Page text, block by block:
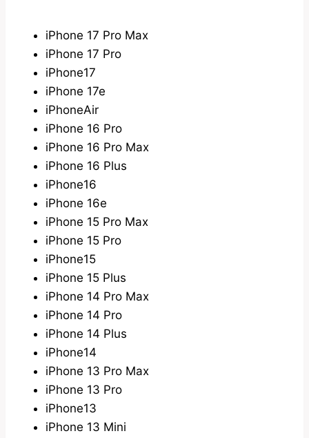
iPhone 17 Pro Max
iPhone 17 Pro
iPhone17
iPhone 17e
iPhoneAir
iPhone 16 Pro
iPhone 16 Pro Max
iPhone 16 Plus
iPhone16
iPhone 16e
iPhone 15 Pro Max
iPhone 15 Pro
iPhone15
iPhone 15 Plus
iPhone 14 Pro Max
iPhone 14 Pro
iPhone 14 Plus
iPhone14
iPhone 13 Pro Max
iPhone 13 Pro
iPhone13
iPhone 13 Mini